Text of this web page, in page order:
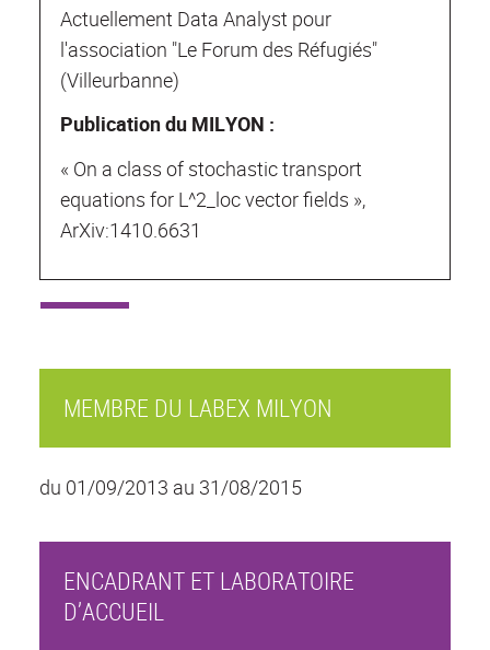
Actuellement Data Analyst pour
l'association "Le Forum des Réfugiés"
(Villeurbanne)
Publication du MILYON :
« On a class of stochastic transport
equations for L^2_loc vector fields »,
ArXiv:1410.6631
MEMBRE DU LABEX MILYON
du 01/09/2013 au 31/08/2015
ENCADRANT ET LABORATOIRE
D’ACCUEIL